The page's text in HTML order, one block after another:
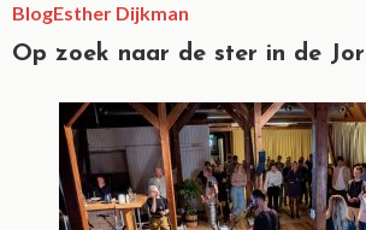
BlogEsther Dijkman
Op zoek naar de ster in de